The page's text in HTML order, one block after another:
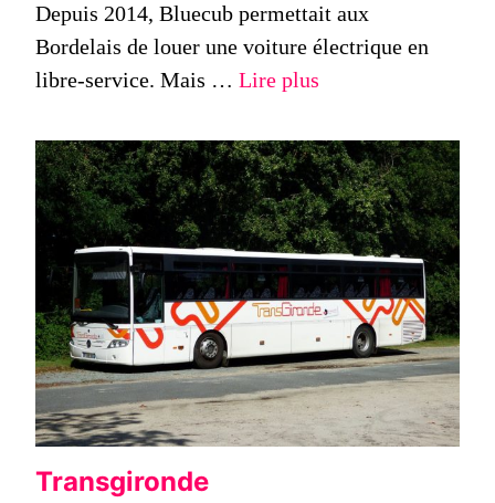
Depuis 2014, Bluecub permettait aux
Bordelais de louer une voiture électrique en
libre-service. Mais … Lire plus
Transgironde